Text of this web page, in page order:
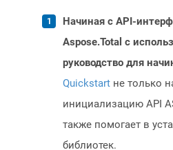
Начиная с API-
Aspose.Total с
руководство для
Quickstart не только
инициализацию API
также помогает в
библиотек.